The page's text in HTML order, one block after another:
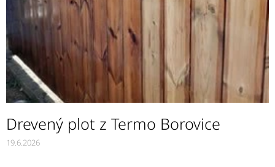
Drevený plot z Termo Borovice
19.6.2026